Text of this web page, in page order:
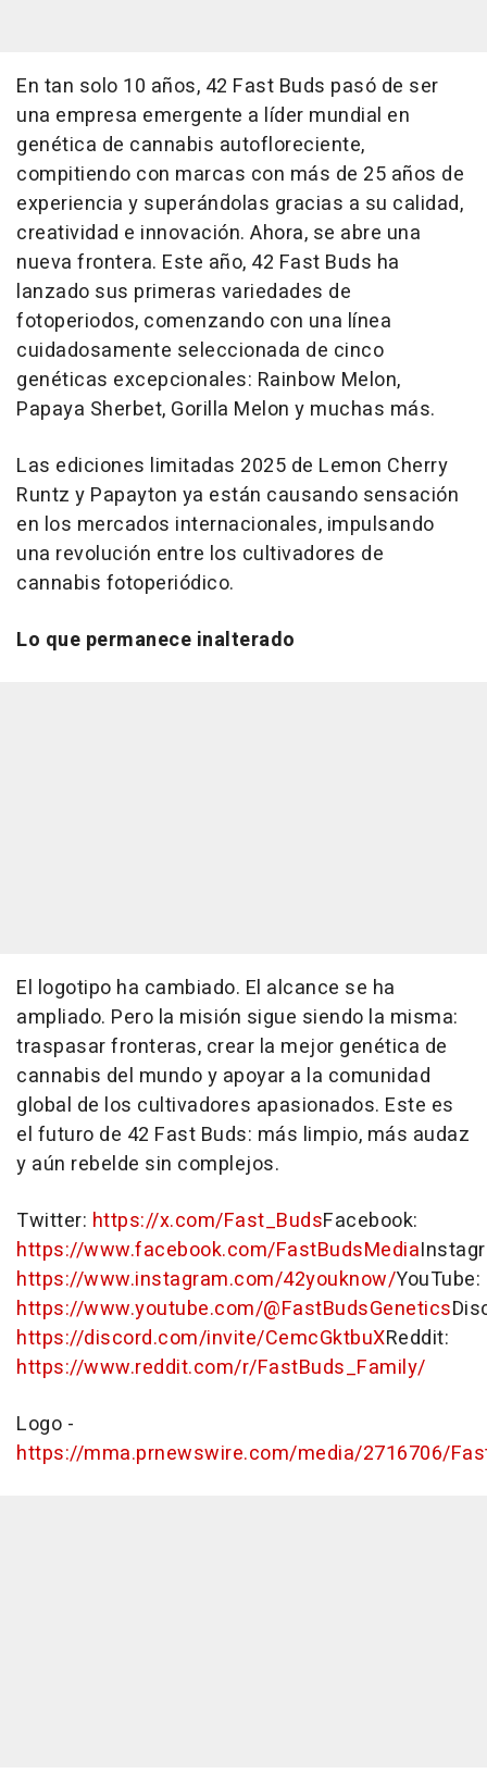
En tan solo 10 años, 42 Fast Buds pasó de ser
una empresa emergente a líder mundial en
genética de cannabis autofloreciente,
compitiendo con marcas con más de 25 años de
experiencia y superándolas gracias a su calidad,
creatividad e innovación. Ahora, se abre una
nueva frontera. Este año, 42 Fast Buds ha
lanzado sus primeras variedades de
fotoperiodos, comenzando con una línea
cuidadosamente seleccionada de cinco
genéticas excepcionales: Rainbow Melon,
Papaya Sherbet, Gorilla Melon y muchas más.
Las ediciones limitadas 2025 de Lemon Cherry
Runtz y Papayton ya están causando sensación
en los mercados internacionales, impulsando
una revolución entre los cultivadores de
cannabis fotoperiódico.
Lo que permanece inalterado
El logotipo ha cambiado. El alcance se ha
ampliado. Pero la misión sigue siendo la misma:
traspasar fronteras, crear la mejor genética de
cannabis del mundo y apoyar a la comunidad
global de los cultivadores apasionados. Este es
el futuro de 42 Fast Buds: más limpio, más audaz
y aún rebelde sin complejos.
Twitter: https://x.com/Fast_BudsFacebook:
https://www.facebook.com/FastBudsMedia
https://www.instagram.com/42youknow/YouTube:
https://www.youtube.com/@FastBudsGenetics
https://discord.com/invite/CemcGktbuXReddit:
https://www.reddit.com/r/FastBuds_Family/
Logo -
https://mma.prnewswire.com/media/2716706/